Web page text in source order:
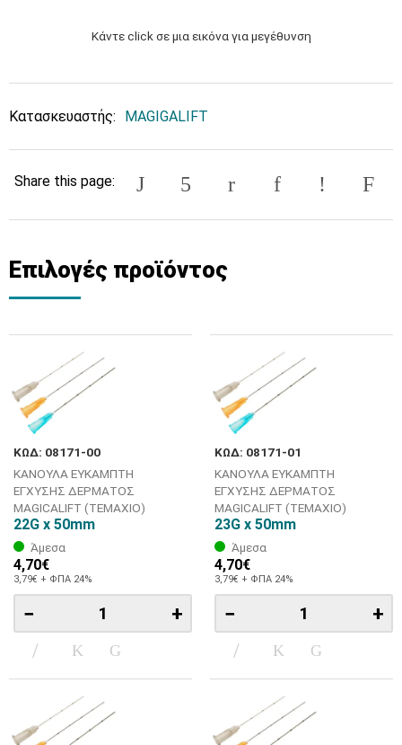
Κάντε click σε μια εικόνα για μεγέθυνση
Κατασκευαστής: MAGIGALIFT
Share this page:
Επιλογές προϊόντος
ΚΩΔ: 08171-00
ΚΑΝΟΥΛΑ ΕΥΚΑΜΠΤΗ
ΕΓΧΥΣΗΣ ΔΕΡΜΑΤΟΣ
MAGICALIFT (ΤΕΜΑΧΙΟ)
22G x 50mm
Άμεσα
4,70€
3,79€ + ΦΠΑ 24%
− +
ΚΩΔ: 08171-01
ΚΑΝΟΥΛΑ ΕΥΚΑΜΠΤΗ
ΕΓΧΥΣΗΣ ΔΕΡΜΑΤΟΣ
MAGICALIFT (ΤΕΜΑΧΙΟ)
23G x 50mm
Άμεσα
4,70€
3,79€ + ΦΠΑ 24%
− +